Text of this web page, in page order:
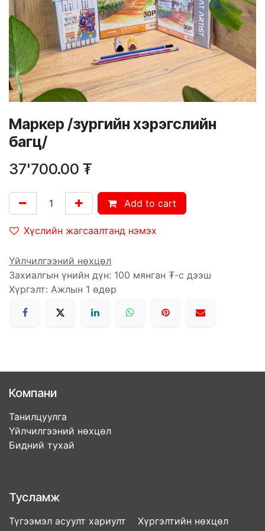
Маркер /зургийн хэрэгслийн
багц/
37'700.00 ₮
Add to cart
Хүслийн жагсаалтанд нэмэх
Үйлчилгээний нөхцөл
Захиалгын үнийн дүн: 100 мянган ₮-с дээш
Хүргэлт: Ажлын 1 өдөр
Компани
Танилцуулга
Үйлчилгээний нөхцөл
Бидний тухай
Тусламж
Түгээмэл асуулт хариулт Хүргэлтийн нөхцөл